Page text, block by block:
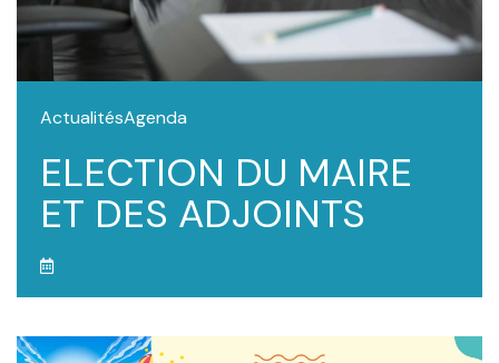
ActualitésAgenda
ELECTION DU MAIRE
ET DES ADJOINTS